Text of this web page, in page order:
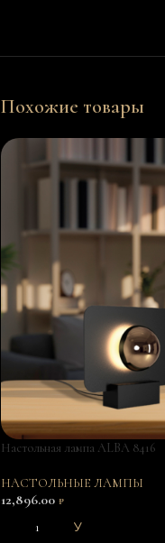
Похожие товары
Настольная лампа ALBA 8416
НАСТОЛЬНЫЕ ЛАМПЫ
12,896.00 ₽
В КОРЗИНУ